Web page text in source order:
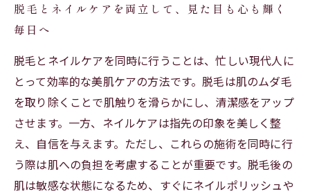
脱毛とネイルケアを両立して、見た目も心も輝く
毎日へ
脱毛とネイルケアを同時に行うことは、忙しい現代人に
とって効率的な美肌ケアの方法です。脱毛は肌のムダ毛
を取り除くことで肌触りを滑らかにし、清潔感をアップ
させます。一方、ネイルケアは指先の印象を美しく整
え、自信を与えます。ただし、これらの施術を同時に行
う際は肌への負担を考慮することが重要です。脱毛後の
肌は敏感な状態になるため、すぐにネイルポリッシュや